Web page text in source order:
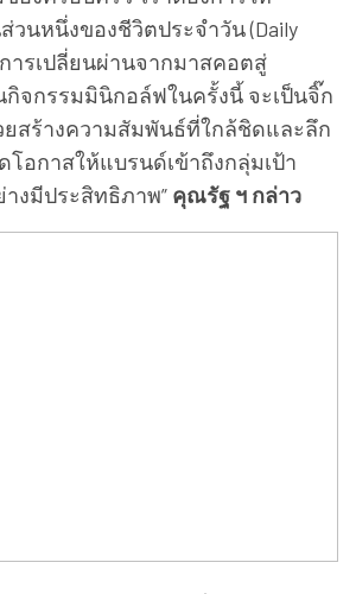
วนหนึ่งของชีวิตประจำวัน (Daily
ารเปลี่ยนผ่านจากมาสคอตสู่
กิจกรรมมินิกอล์ฟในครั้งนี้ จะเป็นจิ๊ก
สร้างความสัมพันธ์ที่ใกล้ชิดและลึก
โอกาสให้แบรนด์เข้าถึงกลุ่มเป้า
งมีประสิทธิภาพ” คุณรัฐ ฯ กล่าว